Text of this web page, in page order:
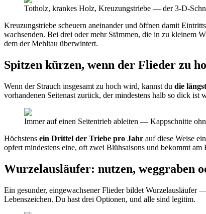
Totholz, krankes Holz, Kreuzungstriebe — der 3-D-
Kreuzungstriebe scheuern aneinander und öffnen damit
wachsenden. Bei drei oder mehr Stämmen, die in zu kleinem
dem der Mehltau überwintert.
Spitzen kürzen, wenn der Flieder zu
Wenn der Strauch insgesamt zu hoch wird, kannst du die
vorhandenen Seitenast zurück, der mindestens halb so dick
Immer auf einen Seitentrieb ableiten — Kappschnitte
Höchstens ein Drittel der Triebe pro Jahr auf diese Weise
opfert mindestens eine, oft zwei Blühsaisons und bekommt
Wurzelausläufer: nutzen, weggraben
Ein gesunder, eingewachsener Flieder bildet Wurzelausläufer
Lebenszeichen. Du hast drei Optionen, und alle sind legitim.